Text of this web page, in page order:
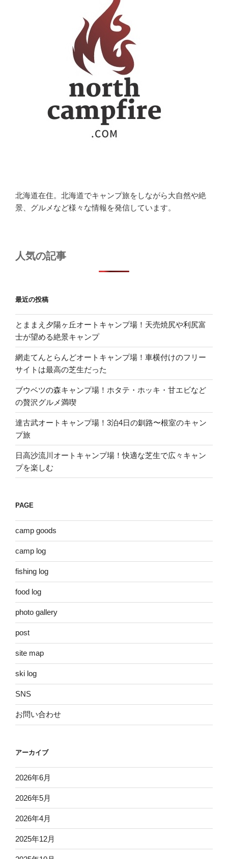
北海道在住。北海道でキャンプ旅をしながら大自然や絶
景、グルメなど様々な情報を発信しています。
人気の記事
最近の投稿
とままえ夕陽ヶ丘オートキャンプ場！天売焼尻や利尻富
士が望める絶景キャンプ
網走てんとらんどオートキャンプ場！車横付けのフリー
サイトは最高の芝生だった
ブウベツの森キャンプ場！ホタテ・ホッキ・甘エビなど
の贅沢グルメ満喫
達古武オートキャンプ場！3泊4日の釧路〜根室のキャン
プ旅
日高沙流川オートキャンプ場！快適な芝生で広々キャン
プを楽しむ
PAGE
camp goods
camp log
fishing log
food log
photo gallery
post
site map
ski log
SNS
お問い合わせ
アーカイブ
2026年6月
2026年5月
2026年4月
2025年12月